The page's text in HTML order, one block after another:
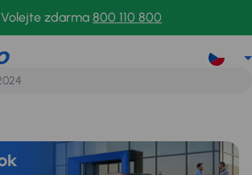
Volejte zdarma 800 110 800